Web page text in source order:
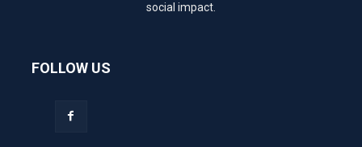
social impact.
FOLLOW US